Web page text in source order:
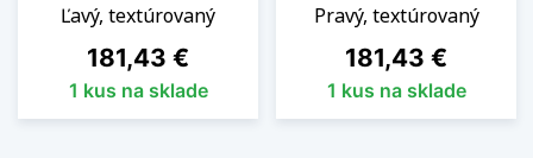
Ľavý, textúrovaný
Cena
181,43 €
1 kus na sklade
Pravý, textúrovaný
Cena
181,43 €
1 kus na sklade